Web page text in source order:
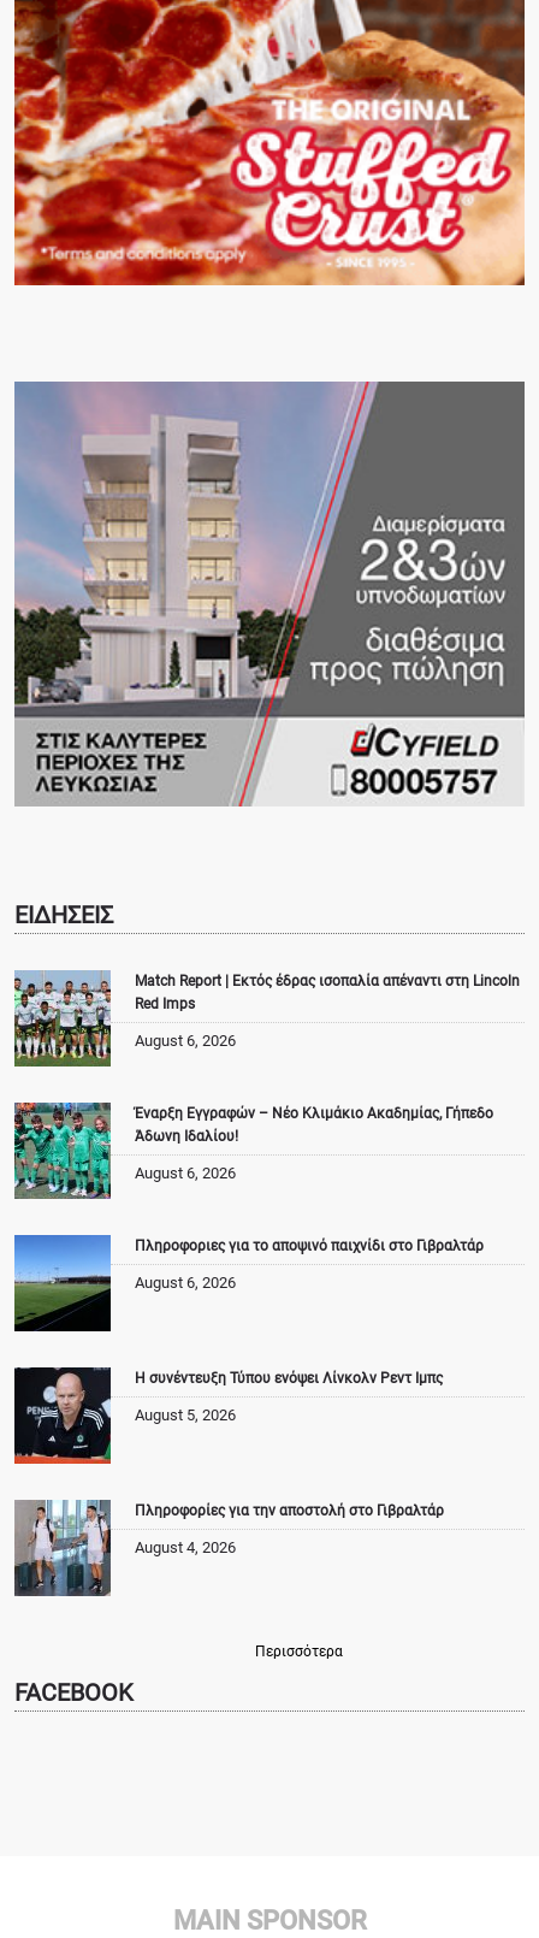
ΕΙΔΗΣΕΙΣ
Match Report | Εκτός έδρας ισοπαλία απέναντι στη Lincoln
Red Imps
August 6, 2026
Έναρξη Εγγραφών – Νέο Κλιμάκιο Ακαδημίας, Γήπεδο
Άδωνη Ιδαλίου!
August 6, 2026
Πληροφοριες για το αποψινό παιχνίδι στο Γιβραλτάρ
August 6, 2026
Η συνέντευξη Τύπου ενόψει Λίνκολν Ρεντ Ιμπς
August 5, 2026
Πληροφορίες για την αποστολή στο Γιβραλτάρ
August 4, 2026
Περισσότερα
FACEBOOK
MAIN SPONSOR